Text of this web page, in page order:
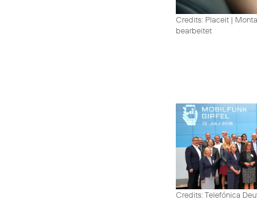
Credits: Placeit |
bearbeitet
Credits: Telefónica